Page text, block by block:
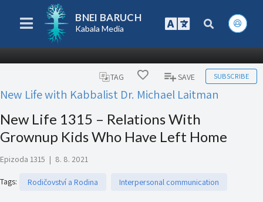
BNEI BARUCH
Kabala Media
TAG SAVE SUBSCRIBE
New Life with Kabbalist Dr. Michael Laitman
New Life 1315 – Relations With
Grownup Kids Who Have Left Home
Epizoda 1315 | 8. 8. 2021
Tags: Rodičovství a Rodina Interpersonal communication